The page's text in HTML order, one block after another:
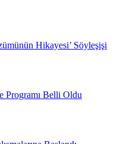
Hikayesi’ Söyleşişi
Programı Belli Oldu